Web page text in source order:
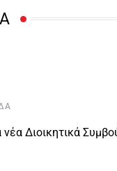
Διοικητικά